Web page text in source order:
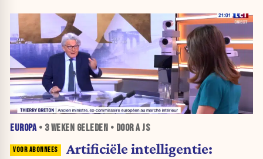
EUROPA• 3 WEKEN GELEDEN • DOOR A JS
Artificiële intelligentie: